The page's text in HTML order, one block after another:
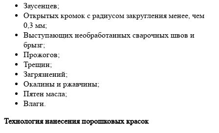
Заусенцев;
Открытых кромок с радиусом закругления менее, чем
0,3 мм;
Выступающих необработанных сварочных швов и
брызг;
Прожогов;
Трещин;
Загрязнений;
Окалины и ржавчины;
Пятен масла;
Влаги.
Технология нанесения порошковых красок